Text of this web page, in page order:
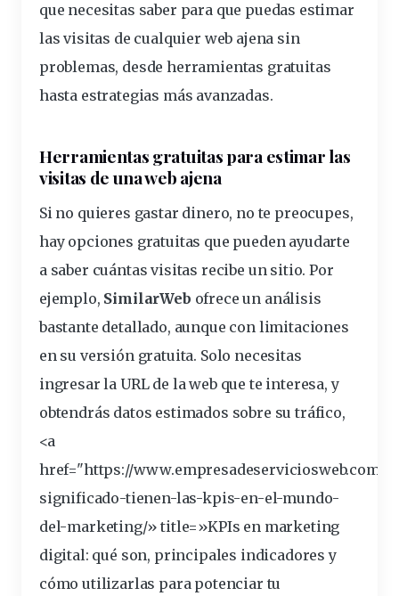
que necesitas saber para que puedas estimar
las visitas de cualquier web ajena sin
problemas, desde herramientas gratuitas
hasta estrategias más avanzadas.
Herramientas gratuitas para estimar las
visitas de una web ajena
Si no quieres gastar dinero, no te preocupes,
hay opciones gratuitas que pueden ayudarte
a saber cuántas visitas recibe un sitio. Por
ejemplo, SimilarWeb ofrece un análisis
bastante detallado, aunque con limitaciones
en su versión gratuita. Solo necesitas
ingresar la URL de la web que te interesa, y
obtendrás datos estimados sobre su tráfico,
<a
href="https://www.empresadeserviciosweb.com/
significado-tienen-las-kpis-en-el-mundo-
del-marketing/» title=»KPIs en marketing
digital: qué son, principales indicadores y
cómo utilizarlas para potenciar tu